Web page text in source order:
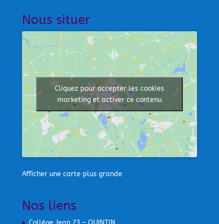
Nous situer
Cliquez pour accepter les cookies
marketing et activer ce contenu
Afficher une carte plus grande
Nos liens